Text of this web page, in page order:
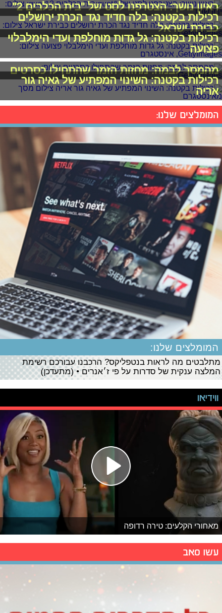
ראיון נושך: הצטרפנו לסט של "בית הכלבים 2"
רכילות בקטנה: בלה חדיד נגד הכרת ירושלים
כבירת ישראל
רכילות בקטנה: גל גדות מוחלפת ועדי הימלבלוי
פצועה
מהמסך לבמה: מחזות הזמר שהתחילו כסרטים
רכילות בקטנה: השינוי המפתיע של גאיה גור
אריה
המומלצים שלנו:
המומלצים שלנו:
מתלבטים מה לראות בנטפליקס? הרכבנו עבורכם רשימת
המלצה ענקית של סדרות על פי ז׳אנרים • (מתעדכן)
ווידיאו
מאחורי הקלעים: טירה רדופה
עשו סאב